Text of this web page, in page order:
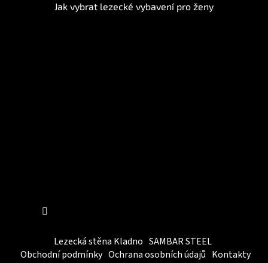
Jak vybrat lezecké vybavení pro ženy
Lezecká stěna Kladno SAMBAR STEEL
Obchodní podmínky Ochrana osobních údajů Kontakty